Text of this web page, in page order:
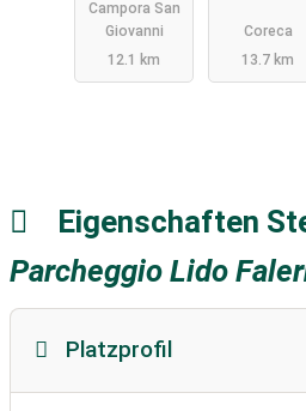
Campora San
Giovanni
12.1 km
Coreca
13.7 km
Eigenschaften
Parcheggio Lido
Platzprofil